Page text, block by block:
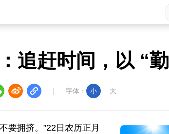
追赶时间，以 “
字体： 小 大
要拥挤。”22日农历正月